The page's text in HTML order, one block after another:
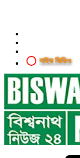
লাইভ ভিডিও